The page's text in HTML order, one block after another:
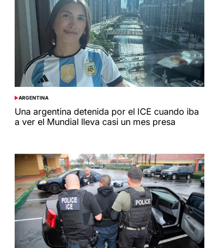
POSTED
IN
ARGENTINA
Una argentina detenida por el ICE cuando iba
a ver el Mundial lleva casi un mes presa